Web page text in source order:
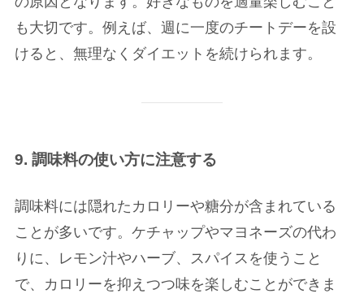
も大切です。例えば、週に一度のチートデーを設
けると、無理なくダイエットを続けられます。
9. 調味料の使い方に注意する
調味料には隠れたカロリーや糖分が含まれている
ことが多いです。ケチャップやマヨネーズの代わ
りに、レモン汁やハーブ、スパイスを使うこと
で、カロリーを抑えつつ味を楽しむことができま